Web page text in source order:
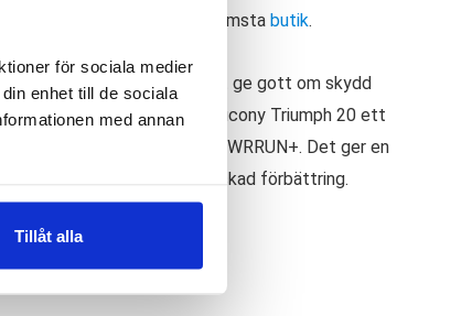
för sociala medier
enhet till de sociala
med annan
Tillåt alla
butikssaldo, kontakta din närmsta butik.
mycket stötdämpning för att ge gott om skydd
när du springer är Saucony Triumph 20 ett
sig nu av materialet PWRRUN+. Det ger en
I vår mening en riktigt lyckad förbättring.